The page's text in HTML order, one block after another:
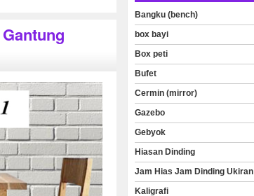
Bangku (bench)
box bayi
Box peti
Bufet
Cermin (mirror)
Gazebo
Gebyok
Hiasan Dinding
Jam Hias Jam Dinding Ukiran
Kaligrafi